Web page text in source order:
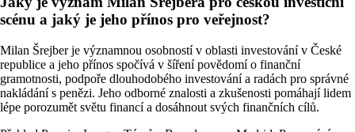
scénu a jaký je jeho přínos pro veřejnost?
Milan Šrejber je významnou osobností v oblasti investování v České
republice a jeho přínos spočívá v šíření povědomí o finanční
gramotnosti, podpoře dlouhodobého investování a radách pro správné
nakládání s penězi. Jeho odborné znalosti a zkušenosti pomáhají lidem
lépe porozumět světu financí a dosáhnout svých finančních cílů.